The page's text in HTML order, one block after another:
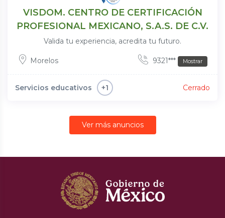
VISDOM. CENTRO DE CERTIFICACIÓN
PROFESIONAL MEXICANO, S.A.S. DE C.V.
Valida tu experiencia, acredita tu futuro.
Morelos 9321*** Mostrar
Servicios educativos +1 Cerrado
Ver más anuncios